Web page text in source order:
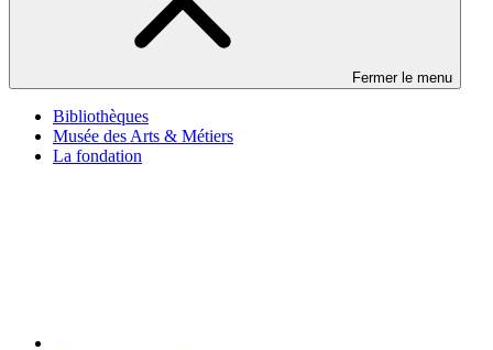
Fermer le menu
Bibliothèques
Musée des Arts & Métiers
La fondation